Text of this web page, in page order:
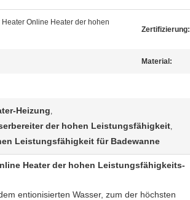
Online Heater der hohen
Zertifizierung:
Material:
Heizung,
der hohen Leistungsfähigkeit,
Leistungsfähigkeit für Badewanne
Heater der hohen Leistungsfähigkeits-
entionisierten Wasser, zum der höchsten